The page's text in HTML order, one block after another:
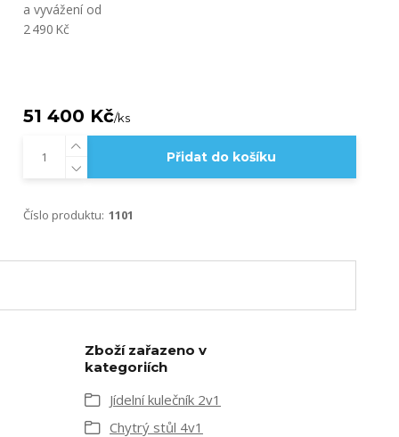
a vyvážení od
2 490 Kč
51 400 Kč/ks
Přidat do košíku
Číslo produktu: 1101
Zboží zařazeno v
kategoriích
Jídelní kulečník 2v1
Chytrý stůl 4v1